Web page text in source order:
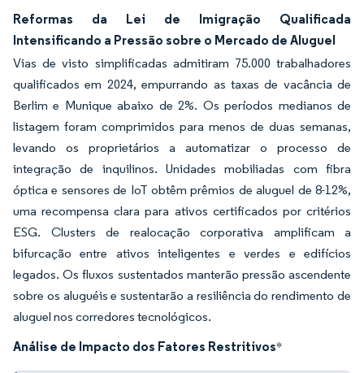
Reformas da Lei de Imigração Qualificada
Intensificando a Pressão sobre o Mercado de Aluguel
Vias de visto simplificadas admitiram 75.000 trabalhadores
qualificados em 2024, empurrando as taxas de vacância de
Berlim e Munique abaixo de 2%. Os períodos medianos de
listagem foram comprimidos para menos de duas semanas,
levando os proprietários a automatizar o processo de
integração de inquilinos. Unidades mobiliadas com fibra
óptica e sensores de IoT obtêm prêmios de aluguel de 8-12%,
uma recompensa clara para ativos certificados por critérios
ESG. Clusters de realocação corporativa amplificam a
bifurcação entre ativos inteligentes e verdes e edifícios
legados. Os fluxos sustentados manterão pressão ascendente
sobre os aluguéis e sustentarão a resiliência do rendimento de
aluguel nos corredores tecnológicos.
Análise de Impacto dos Fatores Restritivos*